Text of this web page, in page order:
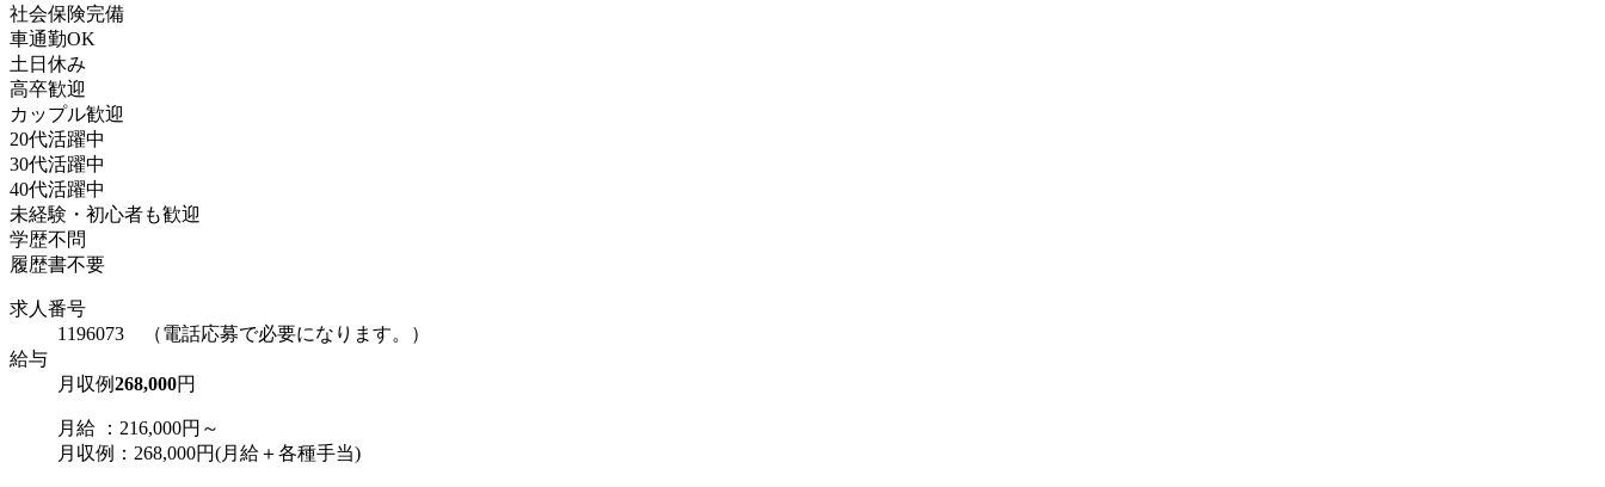
社会保険完備
車通勤OK
土日休み
高卒歓迎
カップル歓迎
20代活躍中
30代活躍中
40代活躍中
未経験・初心者も歓迎
学歴不問
履歴書不要
求人番号
1196073 （電話応募で必要になります。）
給与
月収例268,000円
月給 ：216,000円～
月収例：268,000円(月給＋各種手当)